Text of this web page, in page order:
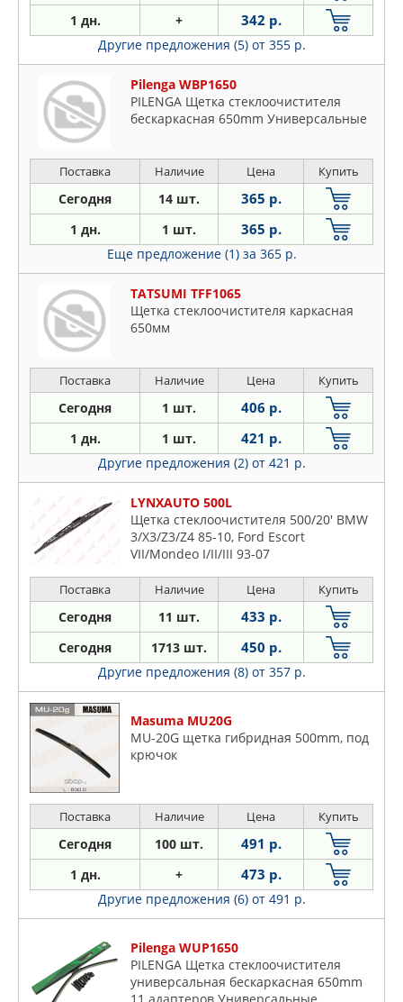
1 дн. + 342 р.
Другие предложения (5) от 355 р.
Pilenga WBP1650
PILENGA Щетка стеклоочистителя
бескаркасная 650mm Универсальные
Поставка Наличие Цена Купить
Сегодня 14 шт. 365 р.
1 дн. 1 шт. 365 р.
Еще предложение (1) за 365 р.
TATSUMI TFF1065
Щетка стеклоочистителя каркасная
650мм
Поставка Наличие Цена Купить
Сегодня 1 шт. 406 р.
1 дн. 1 шт. 421 р.
Другие предложения (2) от 421 р.
LYNXAUTO 500L
Щетка стеклоочистителя 500/20' BMW
3/X3/Z3/Z4 85-10, Ford Escort
VII/Mondeo I/II/III 93-07
Поставка Наличие Цена Купить
Сегодня 11 шт. 433 р.
Сегодня 1713 шт. 450 р.
Другие предложения (8) от 357 р.
Masuma MU20G
MU-20G щетка гибридная 500mm, под
крючок
Поставка Наличие Цена Купить
Сегодня 100 шт. 491 р.
1 дн. + 473 р.
Другие предложения (6) от 491 р.
Pilenga WUP1650
PILENGA Щетка стеклоочистителя
универсальная бескаркасная 650mm